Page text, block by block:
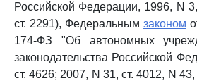
Российской Федерации, 1996, N
ст. 2291), Федеральным законом
174-ФЗ "Об автономных
законодательства Российской
ст. 4626; 2007, N 31, ст. 4012, N